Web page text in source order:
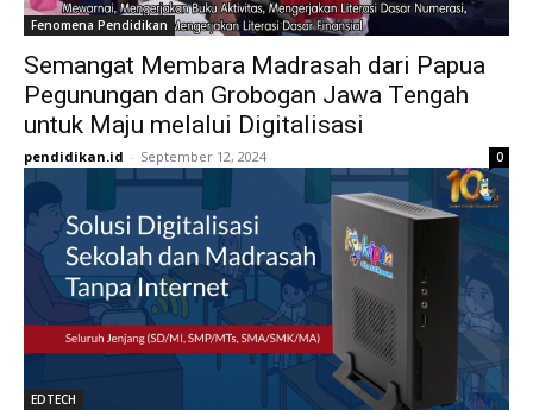
Fenomena Pendidikan
Semangat Membara Madrasah dari Papua
Pegunungan dan Grobogan Jawa Tengah
untuk Maju melalui Digitalisasi
pendidikan.id - September 12, 2024 0
EDTECH